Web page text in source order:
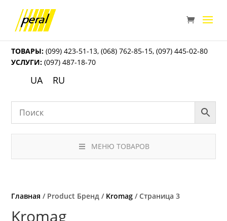
ТОВАРЫ: (099) 423-51-13,(068) 762-85-15,(097) 445-02-80
УСЛУГИ: (097) 487-18-70
UA RU
МЕНЮ ТОВАРОВ
Главная / Product Бренд / Kromag / Страница 3
Kromag